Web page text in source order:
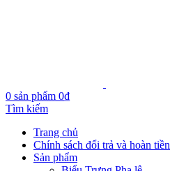
0 sản phẩm 0₫
Tìm kiếm
Trang chủ
Chính sách đổi trả và hoàn tiền
Sản phẩm